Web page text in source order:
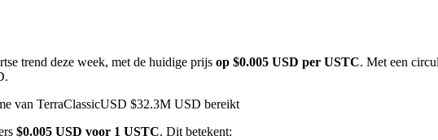
trend deze week, met de huidige prijs op $0.005 USD per USTC. Met een
van TerraClassicUSD $32.3M USD bereikt
$0.005 USD voor 1 USTC. Dit betekent: